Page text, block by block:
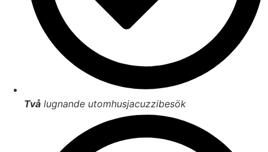
Två lugnande utomhusjacuzzibesök